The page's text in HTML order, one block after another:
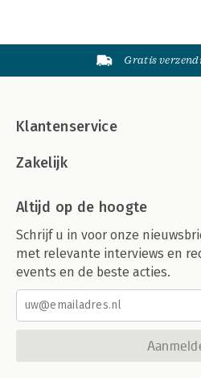
Gratis
Klantenservice
Zakelijk
Altijd op de hoogte
Schrijf u in voor onze
met relevante interviews en
events en de beste acties.